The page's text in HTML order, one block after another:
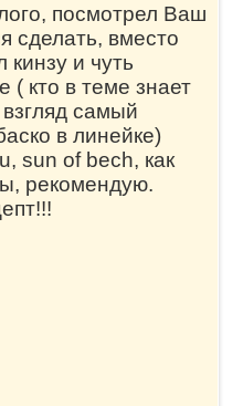
посмотрел Ваш
сделать, вместо
кинзу и чуть
( кто в теме знает
самый
в линейке)
sun of bech, как
рекомендую.